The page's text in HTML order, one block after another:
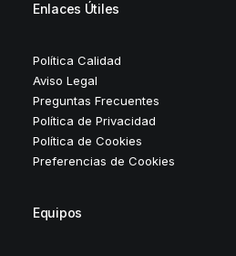
Enlaces Útiles
Política Calidad
Aviso Legal
Preguntas Frecuentes
Política de Privacidad
Política de Cookies
Preferencias de Cookies
Equipos